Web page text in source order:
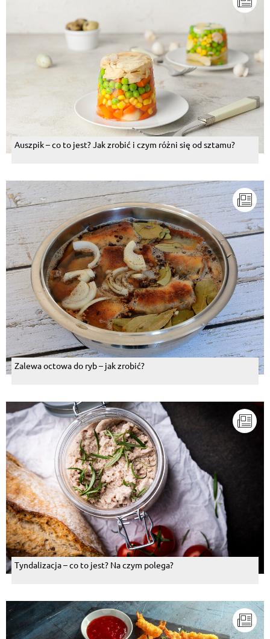
Auszpik – co to jest? Jak zrobić i czym różni się od sztamu?
Zalewa octowa do ryb – jak zrobić?
Tyndalizacja – co to jest? Na czym polega?